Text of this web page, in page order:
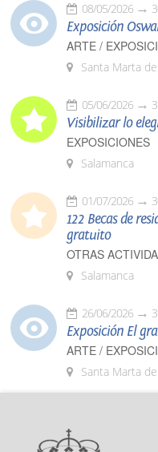
08/05/2026
Exposición
ARTE /
Santa Marta
05/06/2026
Visibilizar lo
EXPOSICIONES
Salamanca
01/07/2026
122 Becas de
gratuito
OTRAS
Salamanca
26/06/2026
Exposición El
ARTE /
Santa Marta